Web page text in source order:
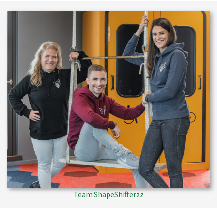
Team ShapeShifterzz